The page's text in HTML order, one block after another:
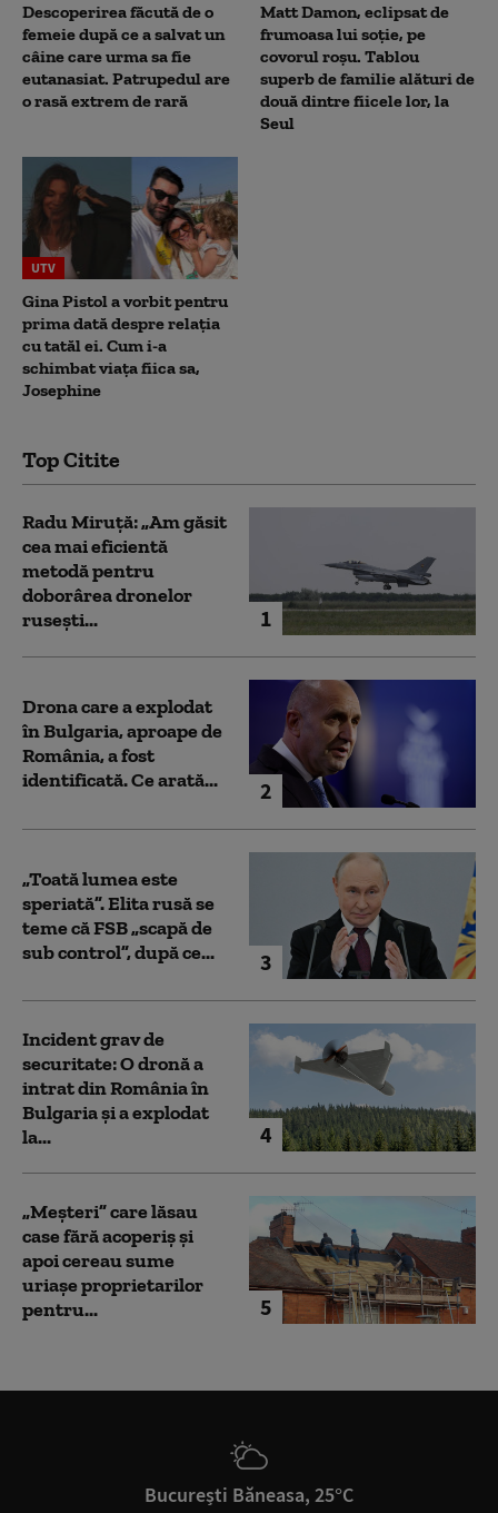
Descoperirea făcută de o
femeie după ce a salvat un
câine care urma sa fie
eutanasiat. Patrupedul are
o rasă extrem de rară
Matt Damon, eclipsat de
frumoasa lui soție, pe
covorul roșu. Tablou
superb de familie alături de
două dintre fiicele lor, la
Seul
UTV
Gina Pistol a vorbit pentru
prima dată despre relația
cu tatăl ei. Cum i-a
schimbat viața fiica sa,
Josephine
Top Citite
1
Radu Miruță: „Am găsit
cea mai eficientă
metodă pentru
doborârea dronelor
rusești...
2
Drona care a explodat
în Bulgaria, aproape de
România, a fost
identificată. Ce arată...
3
„Toată lumea este
speriată”. Elita rusă se
teme că FSB „scapă de
sub control”, după ce...
4
Incident grav de
securitate: O dronă a
intrat din România în
Bulgaria şi a explodat
la...
5
„Meșteri” care lăsau
case fără acoperiș și
apoi cereau sume
uriașe proprietarilor
pentru...
București Băneasa, 25°C